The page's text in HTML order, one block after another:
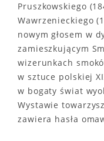
Pruszkowskiego
Wawrzenieckiego
nowym głosem w
zamieszkującym
wizerunkach
w sztuce polskiej
w bogaty świat
Wystawie
zawiera hasła